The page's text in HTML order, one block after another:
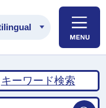
浦市公式ホームペ
キーワード検索